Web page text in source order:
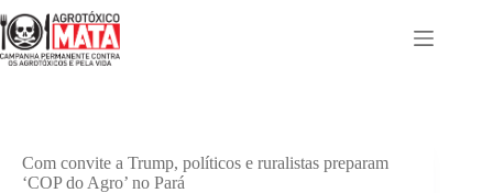
para
o
conteúdo
Com convite a Trump, políticos e ruralistas preparam
‘COP do Agro’ no Pará